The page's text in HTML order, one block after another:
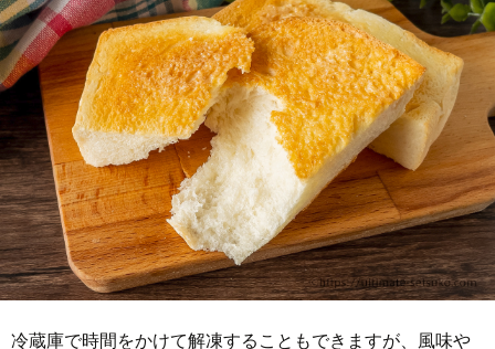
冷蔵庫で時間をかけて解凍することもできますが、風味や